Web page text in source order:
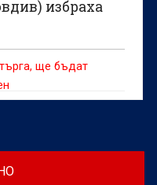
избраха
ще бъдат